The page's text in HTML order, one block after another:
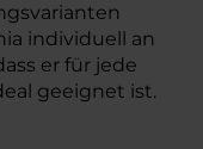
individuell an
er für jede
geeignet ist.